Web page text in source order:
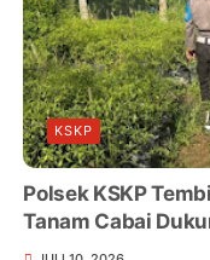
KSKP
Polsek KSKP
Tanam Cabai